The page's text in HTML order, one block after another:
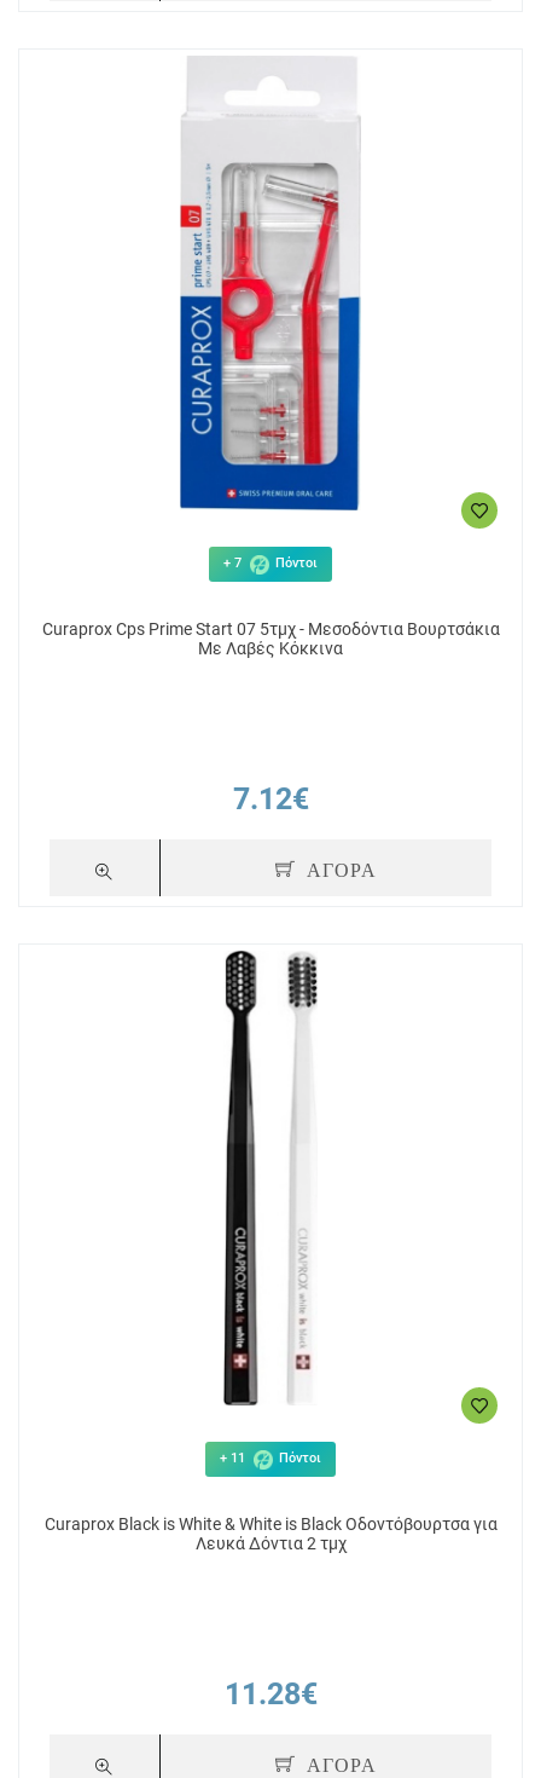
+ 7 Πόντοι
Curaprox Cps Prime Start 07 5τμχ - Μεσοδόντια Βουρτσάκια
Με Λαβές Κόκκινα
7.12€
ΑΓΟΡΑ
+ 11 Πόντοι
Curaprox Black is White & White is Black Οδοντόβουρτσα για
Λευκά Δόντια 2 τμχ
11.28€
ΑΓΟΡΑ